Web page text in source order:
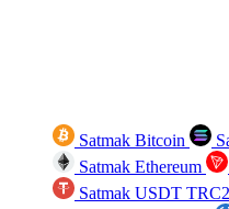
Satmak Bitcoin
Satmak Ethereum
Satmak USDT